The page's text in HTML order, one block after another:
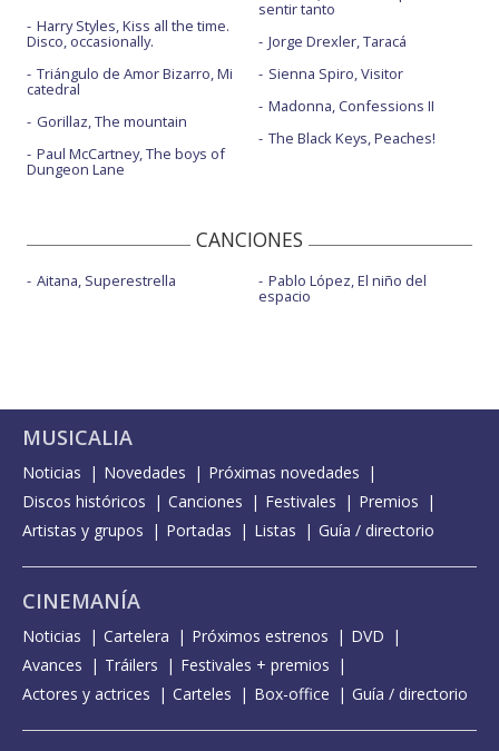
Harry Styles, Kiss all the time.
Disco, occasionally.
Triángulo de Amor Bizarro, Mi
catedral
Gorillaz, The mountain
Paul McCartney, The boys of
Dungeon Lane
sentir tanto
Jorge Drexler, Taracá
Sienna Spiro, Visitor
Madonna, Confessions II
The Black Keys, Peaches!
CANCIONES
Aitana, Superestrella Pablo López, El niño del
espacio
MUSICALIA
Noticias Novedades
Próximas novedades
Discos históricos
Canciones Festivales
Premios
Artistas y grupos
Portadas Listas Guía / directorio
CINEMANÍA
Noticias Cartelera Próximos estrenos
DVD
Avances
Tráilers
Festivales + premios
Actores y actrices
Carteles Box-office Guía / directorio